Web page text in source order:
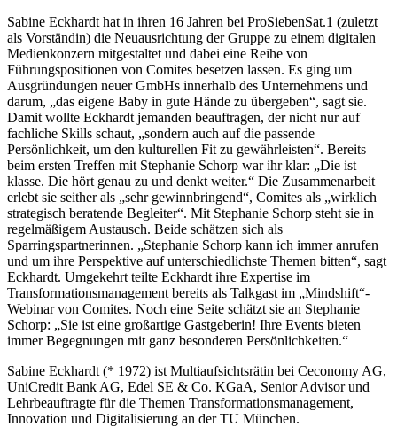
Sabine Eckhardt hat in ihren 16 Jahren bei ProSiebenSat.1 (zuletzt
als Vorständin) die Neuausrichtung der Gruppe zu einem digitalen
Medienkonzern mitgestaltet und dabei eine Reihe von
Führungspositionen von Comites besetzen lassen. Es ging um
Ausgründungen neuer GmbHs innerhalb des Unternehmens und
darum, „das eigene Baby in gute Hände zu übergeben“, sagt sie.
Damit wollte Eckhardt jemanden beauftragen, der nicht nur auf
fachliche Skills schaut, „sondern auch auf die passende
Persönlichkeit, um den kulturellen Fit zu gewährleisten“. Bereits
beim ersten Treffen mit Stephanie Schorp war ihr klar: „Die ist
klasse. Die hört genau zu und denkt weiter.“ Die Zusammenarbeit
erlebt sie seither als „sehr gewinnbringend“, Comites als „wirklich
strategisch beratende Begleiter“. Mit Stephanie Schorp steht sie in
regelmäßigem Austausch. Beide schätzen sich als
Sparringspartnerinnen. „Stephanie Schorp kann ich immer anrufen
und um ihre Perspektive auf unterschiedlichste Themen bitten“, sagt
Eckhardt. Umgekehrt teilte Eckhardt ihre Expertise im
Transformationsmanagement bereits als Talkgast im „Mindshift“-
Webinar von Comites. Noch eine Seite schätzt sie an Stephanie
Schorp: „Sie ist eine großartige Gastgeberin! Ihre Events bieten
immer Begegnungen mit ganz besonderen Persönlichkeiten.“
Sabine Eckhardt (* 1972) ist Multiaufsichtsrätin bei Ceconomy AG,
UniCredit Bank AG, Edel SE & Co. KGaA, Senior Advisor und
Lehrbeauftragte für die Themen Transformationsmanagement,
Innovation und Digitalisierung an der TU München.